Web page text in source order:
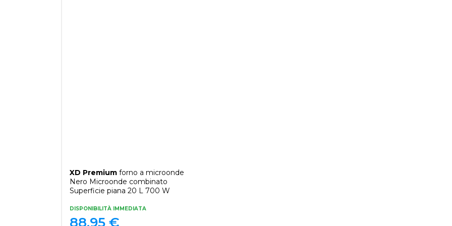
XD Premiumforno a microonde
Nero Microonde combinato
Superficie piana 20 L 700 W
DISPONIBILITÀ IMMEDIATA
88,95 €